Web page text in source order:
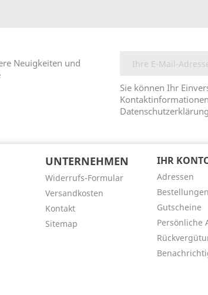
Neuigkeiten und
Sie können Ihr
UNTERNEHMEN
Widerrufs-Formular
Versandkosten
Kontakt
Sitemap
IHR
Adressen
Bestellungen
Gutscheine
Persönliche